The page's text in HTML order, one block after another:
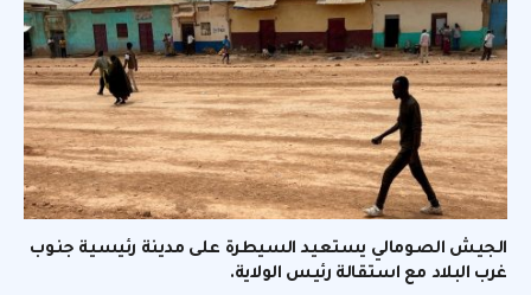
الجيش الصومالي يستعيد السيطرة على مدينة رئيسية جنوب
غرب البلاد مع استقالة رئيس الولاية.